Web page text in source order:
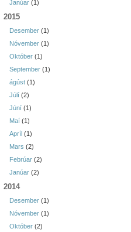
Janúar (1)
2015
Desember (1)
Nóvember (1)
Október (1)
September (1)
ágúst (1)
Júlí (2)
Júní (1)
Maí (1)
Apríl (1)
Mars (2)
Febrúar (2)
Janúar (2)
2014
Desember (1)
Nóvember (1)
Október (2)